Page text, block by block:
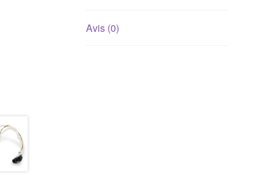
Avis (0)